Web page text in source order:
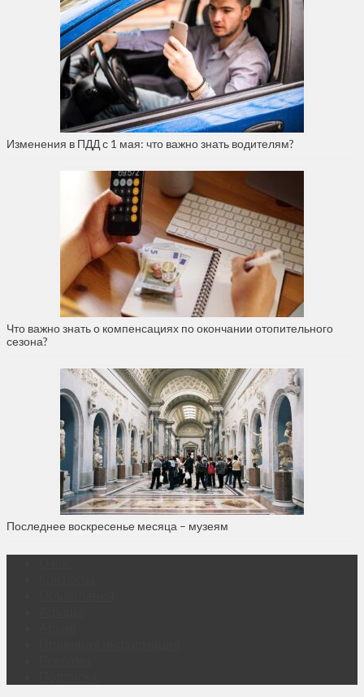
Изменения в ПДД с 1 мая: что важно знать водителям?
Что важно знать о компенсациях по окончании отопительного
сезона?
Последнее воскресенье месяца – музеям